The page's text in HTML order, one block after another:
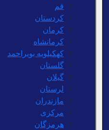
قم
کردستان
کرمان
کرمانشاه
کهکیلویه بویراحمد
گلستان
گیلان
لرستان
مازندران
مرکزی
هرمزگان